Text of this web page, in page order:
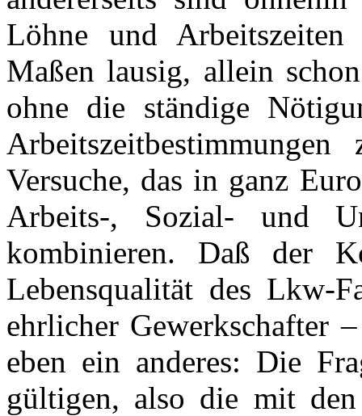
Löhne und
Maßen lausig, allein
ohne die ständige
Versuche, das in ganz
Arbeits-, Sozial- und
kombinieren. Daß der
Lebensqualität des Lkw-
ehrlicher Gewerkschafter
eben ein anderes: Die
gültigen, also die mit den